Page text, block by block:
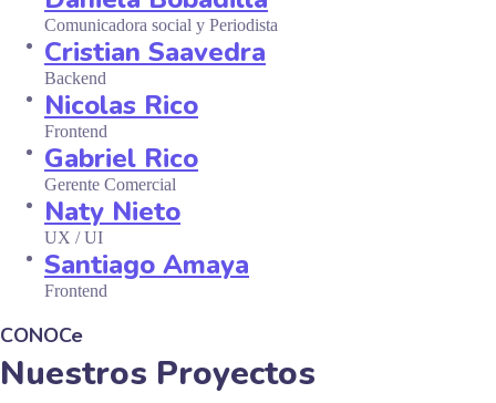
Comunicadora social y Periodista
Cristian Saavedra
Backend
Nicolas Rico
Frontend
Gabriel Rico
Gerente Comercial
Naty Nieto
UX / UI
Santiago Amaya
Frontend
CONOCe
Nuestros Proyectos